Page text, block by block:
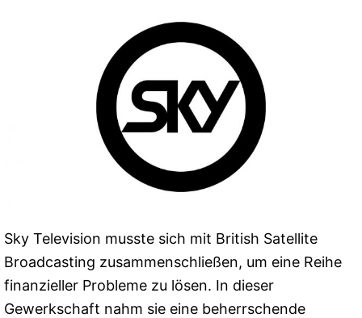
Sky Television musste sich mit British Satellite
Broadcasting zusammenschließen, um eine Reihe
finanzieller Probleme zu lösen. In dieser
Gewerkschaft nahm sie eine beherrschende